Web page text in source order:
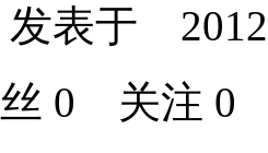
表于
0 关注 0